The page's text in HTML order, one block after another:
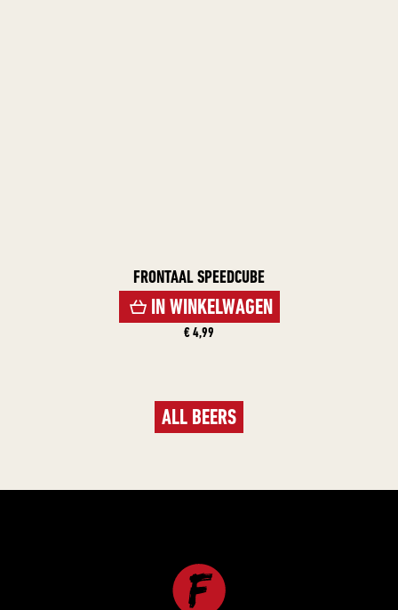
FRONTAAL SPEEDCUBE
IN WINKELWAGEN
€ 4,99
ALL BEERS